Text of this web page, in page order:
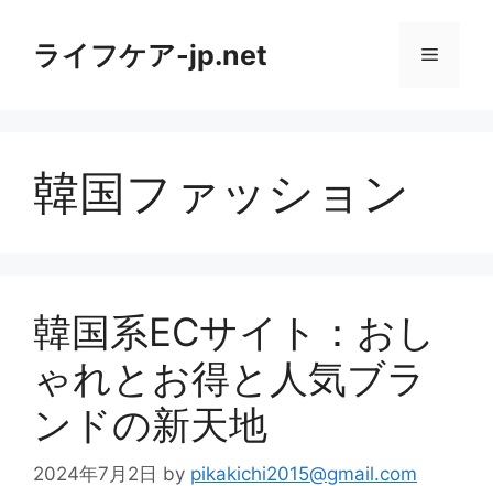
ライフケア-jp.net メ
韓国ファッション
韓国系ECサイト：おし
ゃれとお得と人気ブラ
ンドの新天地
2024年7月2日 by pikakichi2015@gmail.com